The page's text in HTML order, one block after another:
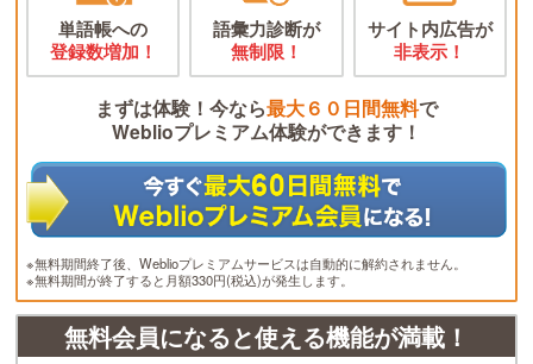
単語帳への
登録数増加！
語彙力診断が
無制限！
サイト内広告が
非表示！
まずは体験！今なら最大６０日間無料で
Weblioプレミアム体験ができます！
※無料期間終了後、Weblioプレミアムサービスは自動的に解約されません。
※無料期間が終了すると月額330円(税込)が発生します。
無料会員になると使える機能が満載！